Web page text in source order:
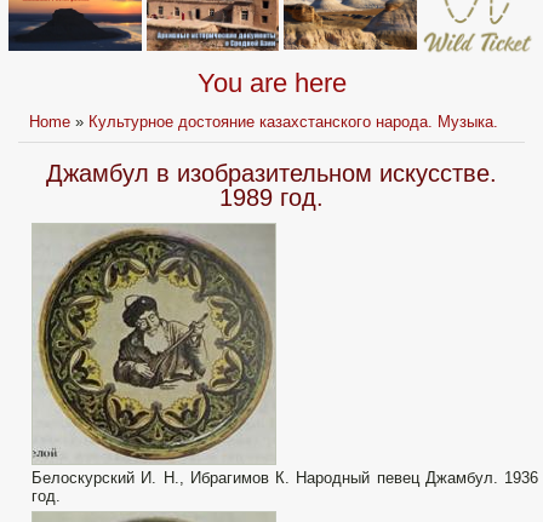
You are here
Home » Культурное достояние казахстанского народа. Музыка.
Джамбул в изобразительном искусстве.
1989 год.
Белоскурский И. Н., Ибрагимов К. Народный певец Джамбул. 1936
год.